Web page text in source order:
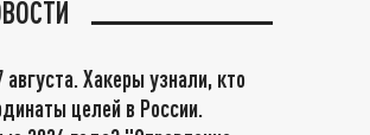
августа. Хакеры узнали, кто
целей в России.